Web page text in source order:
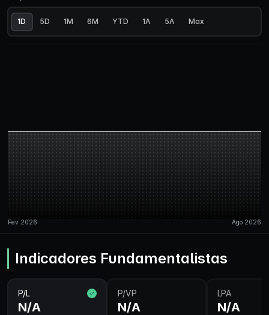
1D 5D 1M 6M YTD 1A 5A Max
Indicadores Fundamentalistas
P/L
N/A
P/VP
N/A
LPA
N/A